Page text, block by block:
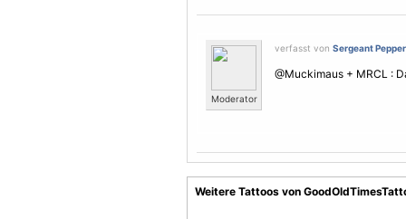
Moderator
verfasst von Sergeant Pepper
@Muckimaus + MRCL :
Weitere Tattoos von